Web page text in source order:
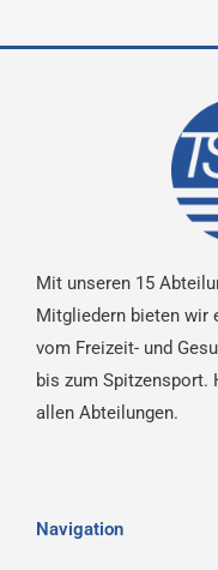
Mit unseren 15
Mitgliedern bieten wir
vom Freizeit- und
bis zum Spitzensport.
allen Abteilungen.
Navigation